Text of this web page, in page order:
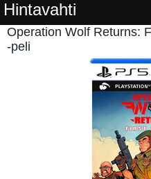
Hintavahti
Operation Wolf Returns:
-peli